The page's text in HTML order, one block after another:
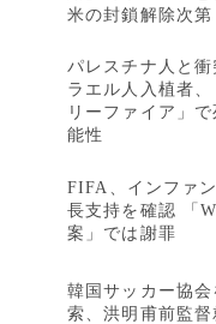
米の封鎖解除次第
パレスチナ人と衝
ラエル人入植者、
リーファイア」
能性
FIFA、インファ
長支持を確認 「
案」では謝罪
韓国サッカー協会
索、洪明甫前監督